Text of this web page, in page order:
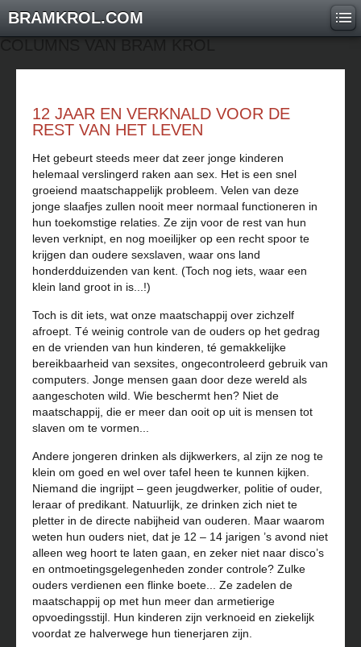
BRAMKROL.COM
12 JAAR EN VERKNALD VOOR DE
REST VAN HET LEVEN
Het gebeurt steeds meer dat zeer jonge kinderen
helemaal verslingerd raken aan sex. Het is een snel
groeiend maatschappelijk probleem. Velen van deze
jonge slaafjes zullen nooit meer normaal functioneren in
hun toekomstige relaties. Ze zijn voor de rest van hun
leven verknipt, en nog moeilijker op een recht spoor te
krijgen dan oudere sexslaven, waar ons land
honderdduizenden van kent. (Toch nog iets, waar een
klein land groot in is...!)
Toch is dit iets, wat onze maatschappij over zichzelf
afroept. Té weinig controle van de ouders op het gedrag
en de vrienden van hun kinderen, té gemakkelijke
bereikbaarheid van sexsites, ongecontroleerd gebruik van
computers. Jonge mensen gaan door deze wereld als
aangeschoten wild. Wie beschermt hen? Niet de
maatschappij, die er meer dan ooit op uit is mensen tot
slaven om te vormen...
Andere jongeren drinken als dijkwerkers, al zijn ze nog te
klein om goed en wel over tafel heen te kunnen kijken.
Niemand die ingrijpt – geen jeugdwerker, politie of ouder,
leraar of predikant. Natuurlijk, ze drinken zich niet te
pletter in de directe nabijheid van ouderen. Maar waarom
weten hun ouders niet, dat je 12 – 14 jarigen ’s avond niet
alleen weg hoort te laten gaan, en zeker niet naar disco’s
en ontmoetingsgelegenheden zonder controle? Zulke
ouders verdienen een flinke boete... Ze zadelen de
maatschappij op met hun meer dan armetierige
opvoedingsstijl. Hun kinderen zijn verknoeid en ziekelijk
voordat ze halverwege hun tienerjaren zijn.